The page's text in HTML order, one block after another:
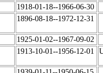
1918-01-18--1966-06-30
1896-08-18--1972-12-31
1925-01-02--1967-09-02
1913-10-01--1956-12-01